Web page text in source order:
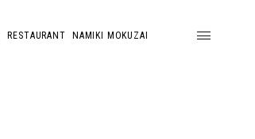
RESTAURANT NAMIKI MOKUZAI